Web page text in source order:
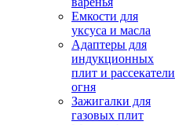
Емкости для
уксуса и масла
Адаптеры для
индукционных
плит и рассекатели
огня
Зажигалки для
газовых плит